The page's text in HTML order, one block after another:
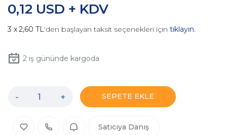
0,12 USD + KDV
2,60 TL'den başlayan taksit seçenekleri için tıklayın.
2iş gününde kargoda
- + SEPETE EKLE
Satıcıya Danış